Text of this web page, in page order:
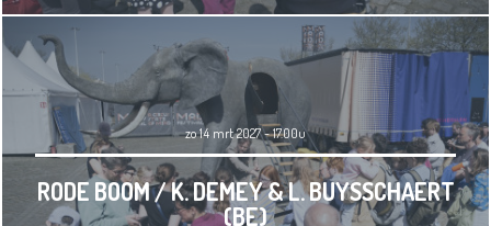
zo 14 mrt 2027 - 17.00u
RODE BOOM / K. DEMEY & L. BUYSSCHAERT
(BE)